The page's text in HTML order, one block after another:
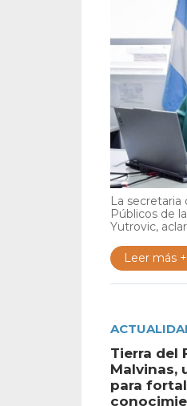
La secretaria
Públicos de
Yutrovic,
Leer más +
Tierra del
Malvinas,
para